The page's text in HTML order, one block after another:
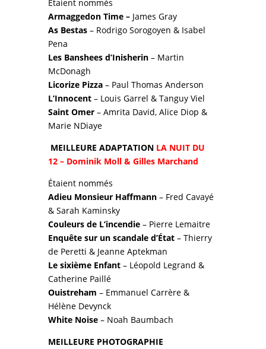
Étaient nommés
Armaggedon Time –James Gray
As Bestas– Rodrigo Sorogoyen & Isabel
Pena
Les Banshees d’Inisherin– Martin
McDonagh
Licorize Pizza– Paul Thomas Anderson
L’Innocent – Louis Garrel & Tanguy Viel
Saint Omer– Amrita David, Alice Diop &
Marie NDiaye
MEILLEURE ADAPTATION LA NUIT DU
12 – Dominik Moll & Gilles Marchand
Étaient nommés
Adieu Monsieur Haffmann– Fred Cavayé
& Sarah Kaminsky
Couleurs de L’incendie– Pierre Lemaitre
Enquête sur un scandale d’État– Thierry
de Peretti & Jeanne Aptekman
Le sixième Enfant– Léopold Legrand &
Catherine Paillé
Ouistreham – Emmanuel Carrère &
Hélène Devynck
White Noise– Noah Baumbach
MEILLEURE PHOTOGRAPHIE